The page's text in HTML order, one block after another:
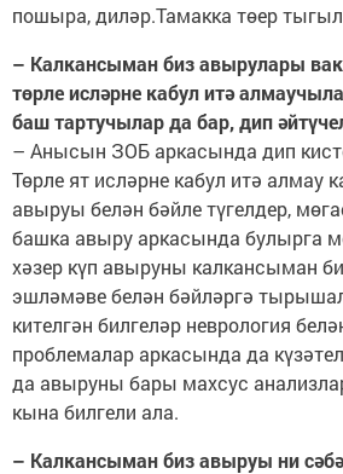
пошыра, диләр.Тамакка төер
– Калкансыман биз авырулары
төрле исләрне кабул итә
баш тартучылар да бар, дип
– Анысын ЗОБ аркасында дип
Төрле ят исләрне кабул итә алмау
авыруы белән бәйле түгелдер,
башка авыру аркасында булырга
хәзер күп авыруны калкансыман
эшләмәве белән бәйләргә
кителгән билгеләр неврология
проблемалар аркасында да
да авыруны бары махсус
кына билгели ала.
– Калкансыман биз авыруы ни